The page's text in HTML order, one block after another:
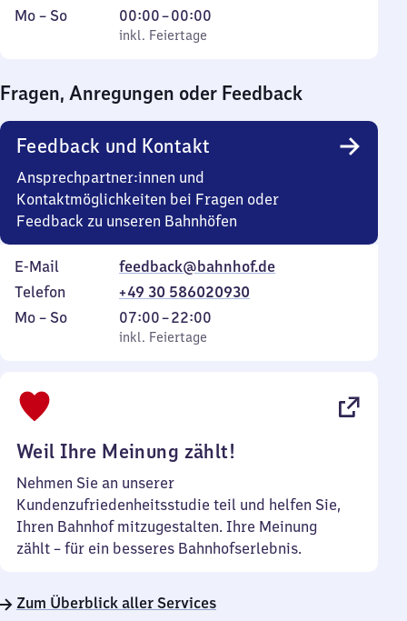
Montag
Mo – So,
inkl. Feiertage
00:00–00:00
Von
0
0
Uhr
inkl. Feiertage
Fragen, Anregungen oder Feedback
Feedback und Kontakt
Ansprechpartner:innen und
Kontaktmöglichkeiten bei Fragen oder
Feedback zu unseren Bahnhöfen
E-Mail
feedback@bahnhof.de
Telefon
+49 30 586020930
Montag
Mo – So,
inkl. Feiertage
07:00–22:00
Von
7
inkl. Feiertage
Weil Ihre Meinung zählt!
Nehmen Sie an unserer
Kundenzufriedenheitsstudie teil und helfen Sie,
Ihren Bahnhof mitzugestalten. Ihre Meinung
zählt – für ein besseres Bahnhofserlebnis.
Zum Überblick aller Services